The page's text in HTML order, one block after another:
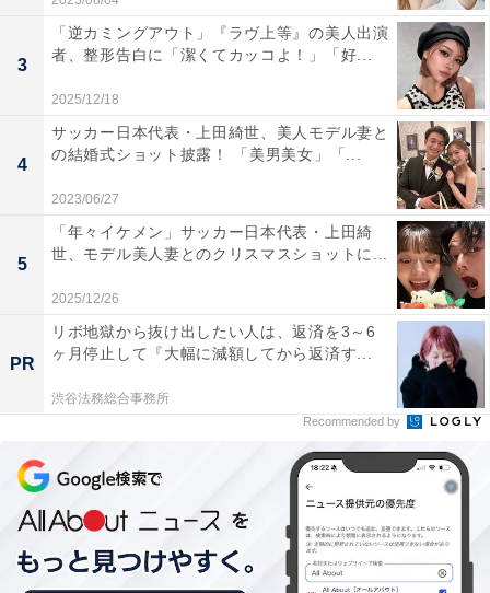
3
「逆カミングアウト」『ラヴ上等』の美人出演
者、整形告白に「潔くてカッコよ！」「好...
2025/12/18
4
サッカー日本代表・上田綺世、美人モデル妻と
の結婚式ショット披露！ 「美男美女」「...
2023/06/27
5
「年々イケメン」サッカー日本代表・上田綺
世、モデル美人妻とのクリスマスショットに...
2025/12/26
PR
リボ地獄から抜け出したい人は、返済を3～6
ヶ月停止して『大幅に減額してから返済す...
渋谷法務総合事務所
Recommended by